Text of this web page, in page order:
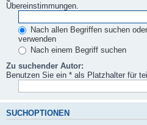
Übereinstimmungen.
Nach allen Begriffen suchen
verwenden
Nach einem Begriff suchen
Zu suchender Autor:
Benutzen Sie ein * als Platzhalter für
SUCHOPTIONEN